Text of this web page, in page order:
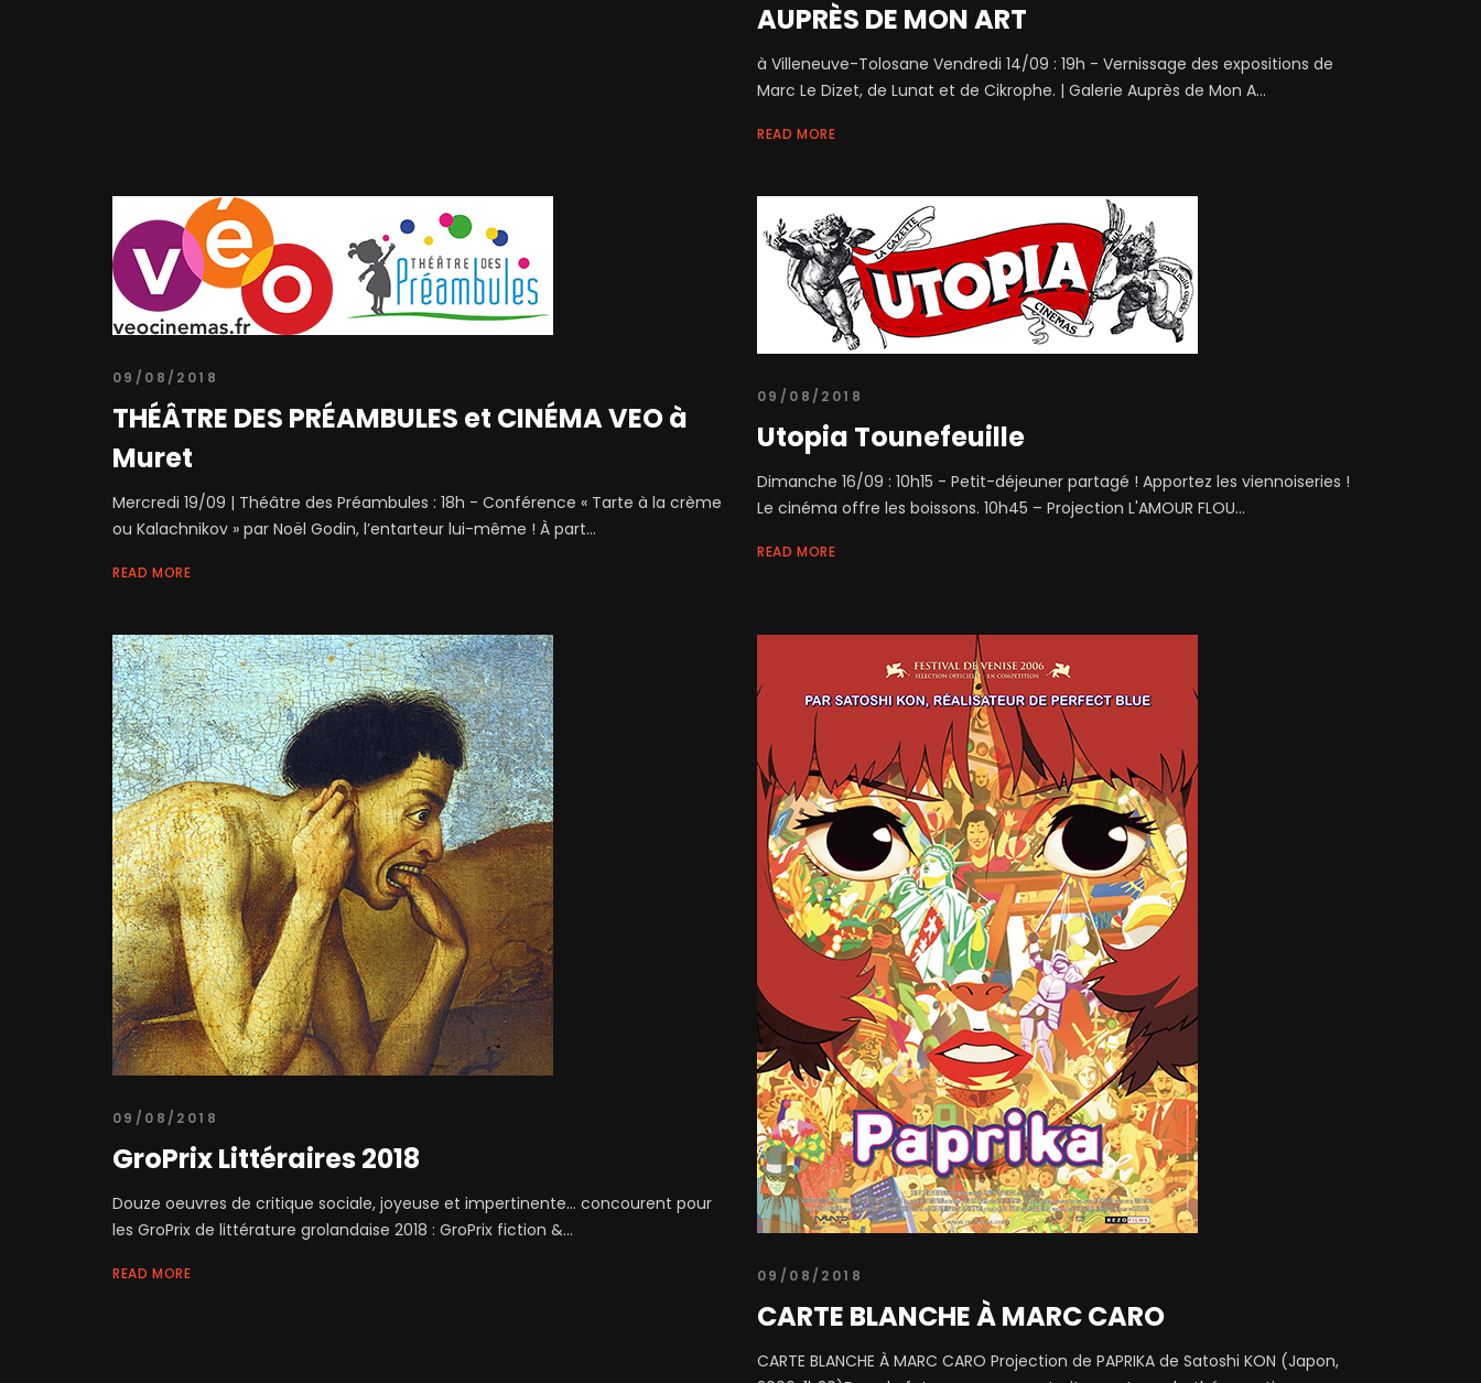
AUPRÈS DE MON ART
à Villeneuve-Tolosane Vendredi 14/09 : 19h - Vernissage des expositions de
Marc Le Dizet, de Lunat et de Cikrophe. | Galerie Auprès de Mon A...
READ MORE
09/08/2018
THÉÂTRE DES PRÉAMBULES et CINÉMA VEO à
Muret
Mercredi 19/09 | Théâtre des Préambules : 18h - Conférence « Tarte à la crème
ou Kalachnikov » par Noël Godin, l’entarteur lui-même ! À part...
READ MORE
09/08/2018
Utopia Tounefeuille
Dimanche 16/09 : 10h15 - Petit-déjeuner partagé ! Apportez les viennoiseries !
Le cinéma offre les boissons. 10h45 – Projection L'AMOUR FLOU...
READ MORE
09/08/2018
GroPrix Littéraires 2018
Douze oeuvres de critique sociale, joyeuse et impertinente… concourent pour
les GroPrix de littérature grolandaise 2018 : GroPrix fiction &...
READ MORE 09/08/2018
CARTE BLANCHE À MARC CARO
CARTE BLANCHE À MARC CARO Projection de PAPRIKA de Satoshi KON (Japon,